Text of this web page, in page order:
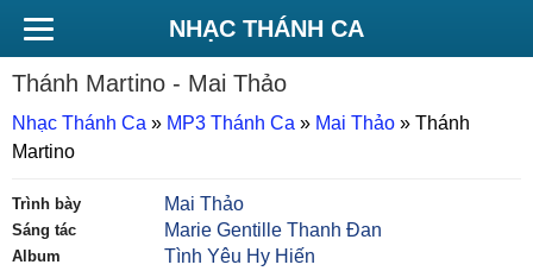
NHẠC THÁNH CA
Thánh Martino - Mai Thảo
Nhạc Thánh Ca » MP3 Thánh Ca » Mai Thảo » Thánh
Martino
Trình bày Mai Thảo
Sáng tác Marie Gentille Thanh Đan
Album Tình Yêu Hy Hiến